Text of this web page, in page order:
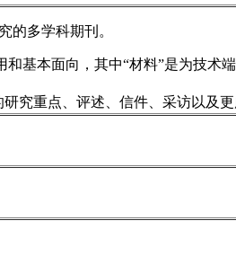
的多学科期刊。
基本面向，其中“材料”是为技术
究重点、评述、信件、采访以及更